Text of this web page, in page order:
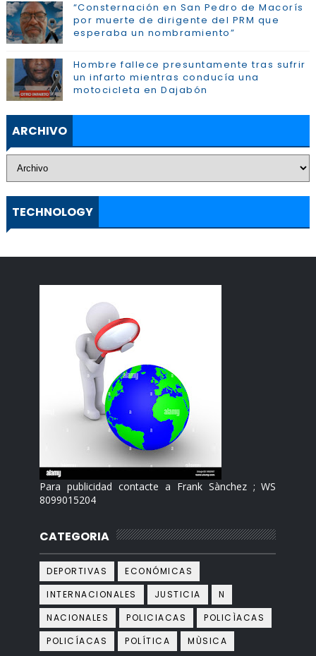
“Consternación en San Pedro de Macorís
por muerte de dirigente del PRM que
esperaba un nombramiento”
Hombre fallece presuntamente tras sufrir
un infarto mientras conducía una
motocicleta en Dajabón
ARCHIVO
TECHNOLOGY
Para publicidad contacte a Frank Sànchez ; WS
8099015204
CATEGORIA
DEPORTIVAS
ECONÓMICAS
INTERNACIONALES
JUSTICIA
N
NACIONALES
POLICIACAS
POLICÌACAS
POLICÍACAS
POLÍTICA MÙSICA